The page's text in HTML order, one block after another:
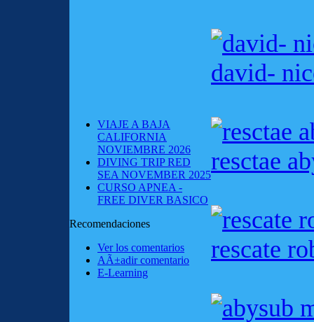
VIAJE A BAJA
CALIFORNIA
NOVIEMBRE 2026
DIVING TRIP RED
SEA NOVEMBER 2025
CURSO APNEA -
FREE DIVER BASICO
Recomendaciones
Ver los comentarios
AÃ±adir comentario
E-Learning
david-
resctae
rescate